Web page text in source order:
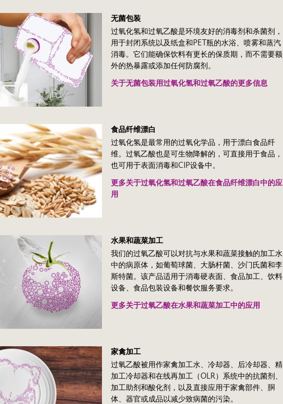
无菌包装
过氧化氢和过氧乙酸是环境友好的消毒剂和杀菌剂，
用于封闭系统以及纸盒和PET瓶的水浴、喷雾和蒸汽
消毒。它们能确保饮料有更长的保质期，而不需要额
外的热暴露或添加任何防腐剂。
关于无菌包装用过氧化氢和过氧乙酸的更多信息
食品纤维漂白
过氧化氢是最常用的过氧化学品，用于漂白食品纤
维。过氧乙酸也是可生物降解的，可直接用于食品，
也可用于表面消毒和CIP设备中。
更多关于过氧化氢和过氧乙酸在食品纤维漂白中的应
用
水果和蔬菜加工
我们的过氧乙酸可以对抗与水果和蔬菜接触的加工水
中的病原体，如葡萄球菌、大肠杆菌、沙门氏菌和李
斯特菌。该产品适用于消毒硬表面、食品加工、饮料
设备、食品包装设备和餐饮服务要求。
更多关于过氧乙酸在水果和蔬菜加工中的应用
家禽加工
过氧乙酸被用作家禽加工水、冷却器、后冷却器、精
加工冷却器和在线再加工（OLR）系统中的抗菌剂、
加工助剂和酸化剂，以及直接应用于家禽部件、胴
体、器官或成品以减少致病菌的污染。